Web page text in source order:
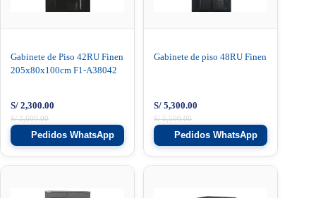
Gabinete de Piso 42RU Finen
205x80x100cm F1-A38042
S/2,600.00
S/ 2,300.00
Pedidos WhatsApp
Gabinete de piso 48RU Finen
S/5,500.00
S/ 5,300.00
Pedidos WhatsApp